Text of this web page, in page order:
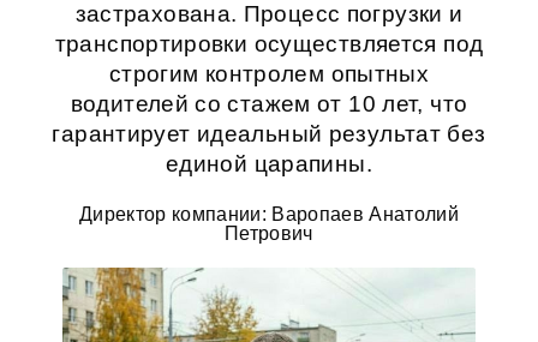
застрахована. Процесс погрузки и
транспортировки осуществляется под
строгим контролем опытных
водителей со стажем от 10 лет, что
гарантирует идеальный результат без
единой царапины.
Директор компании: Варопаев Анатолий
Петрович